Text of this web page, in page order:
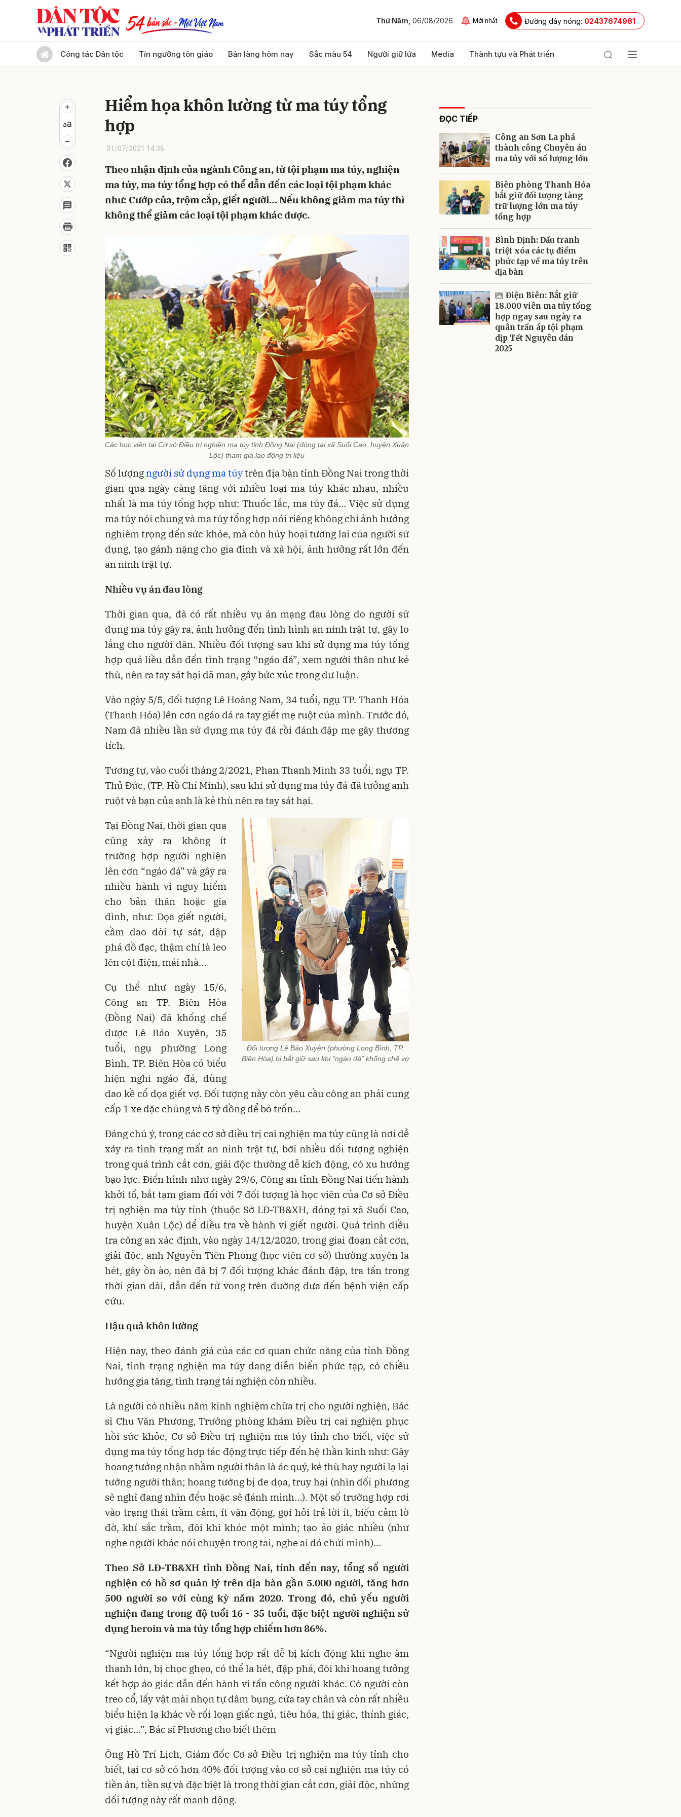
Thứ Năm, 06/08/2026 Mới nhất Đường dây nóng: 02437674981
Công tác Dân tộc Tín ngưỡng tôn giáo Bản làng hôm nay Sắc màu 54 Người giữ lửa Media Thành tựu và Phát triển
Hiểm họa khôn lường từ ma túy tổng
hợp
31/07/2021 14:36
Theo nhận định của ngành Công an, từ tội phạm ma túy, nghiện
ma túy, ma túy tổng hợp có thể dẫn đến các loại tội phạm khác
như: Cướp của, trộm cắp, giết người… Nếu không giảm ma túy thì
không thể giảm các loại tội phạm khác được.
Các học viên tại Cơ sở Điều trị nghiện ma túy tỉnh Đồng Nai (đóng tại xã Suối Cao, huyện Xuân
Lộc) tham gia lao động trị liệu
Số lượng người sử dụng ma túytrên địa bàn tỉnh Đồng Nai trong thời
gian qua ngày càng tăng với nhiều loại ma túy khác nhau, nhiều
nhất là ma túy tổng hợp như: Thuốc lắc, ma túy đá… Việc sử dụng
ma túy nói chung và ma túy tổng hợp nói riêng không chỉ ảnh hưởng
nghiêm trọng đến sức khỏe, mà còn hủy hoại tương lai của người sử
dụng, tạo gánh nặng cho gia đình và xã hội, ảnh hưởng rất lớn đến
an ninh trật tự.
Nhiều vụ án đau lòng
Thời gian qua, đã có rất nhiều vụ án mạng đau lòng do người sử
dụng ma túy gây ra, ảnh hưởng đến tình hình an ninh trật tự, gây lo
lắng cho người dân. Nhiều đối tượng sau khi sử dụng ma túy tổng
hợp quá liều dẫn đến tình trạng “ngáo đá”, xem người thân như kẻ
thù, nên ra tay sát hại dã man, gây bức xúc trong dư luận.
Vào ngày 5/5, đối tượng Lê Hoàng Nam, 34 tuổi, ngụ TP. Thanh Hóa
(Thanh Hóa) lên cơn ngáo đá ra tay giết mẹ ruột của mình. Trước đó,
Nam đã nhiều lần sử dụng ma túy đá rồi đánh đập mẹ gây thương
tích.
Tương tự, vào cuối tháng 2/2021, Phan Thanh Minh 33 tuổi, ngụ TP.
Thủ Đức, (TP. Hồ Chí Minh), sau khi sử dụng ma túy đá đã tưởng anh
ruột và bạn của anh là kẻ thù nên ra tay sát hại.
Đối tượng Lê Bảo Xuyên (phường Long Bình, TP.
Biên Hòa) bị bắt giữ sau khi “ngáo đá” khống chế vợ
Tại Đồng Nai, thời gian qua
cũng xảy ra không ít
trường hợp người nghiện
lên cơn “ngáo đá” và gây ra
nhiều hành vi nguy hiểm
cho bản thân hoặc gia
đình, như: Dọa giết người,
cầm dao đòi tự sát, đập
phá đồ đạc, thậm chí là leo
lên cột điện, mái nhà…
Cụ thể như ngày 15/6,
Công an TP. Biên Hòa
(Đồng Nai) đã khống chế
được Lê Bảo Xuyên, 35
tuổi, ngụ phường Long
Bình, TP. Biên Hòa có biểu
hiện nghi ngáo đá, dùng
dao kề cổ dọa giết vợ. Đối tượng này còn yêu cầu công an phải cung
cấp 1 xe đặc chủng và 5 tỷ đồng để bỏ trốn…
Đáng chú ý, trong các cơ sở điều trị cai nghiện ma túy cũng là nơi dễ
xảy ra tình trạng mất an ninh trật tự, bởi nhiều đối tượng nghiện
trong quá trình cắt cơn, giải độc thường dễ kích động, có xu hướng
bạo lực. Điển hình như ngày 29/6, Công an tỉnh Đồng Nai tiến hành
khởi tố, bắt tạm giam đối với 7 đối tượng là học viên của Cơ sở Điều
trị nghiện ma túy tỉnh (thuộc Sở LĐ-TB&XH, đóng tại xã Suối Cao,
huyện Xuân Lộc) để điều tra về hành vi giết người. Quá trình điều
tra công an xác định, vào ngày 14/12/2020, trong giai đoạn cắt cơn,
giải độc, anh Nguyễn Tiên Phong (học viên cơ sở) thường xuyên la
hét, gây ồn ào, nên đã bị 7 đối tượng khác đánh đập, tra tấn trong
thời gian dài, dẫn đến tử vong trên đường đưa đến bệnh viện cấp
cứu.
Hậu quả khôn lường
Hiện nay, theo đánh giá của các cơ quan chức năng của tỉnh Đồng
Nai, tình trạng nghiện ma túy đang diễn biến phức tạp, có chiều
hướng gia tăng, tình trạng tái nghiện còn nhiều.
Là người có nhiều năm kinh nghiệm chữa trị cho người nghiện, Bác
sĩ Chu Văn Phương, Trưởng phòng khám Điều trị cai nghiện phục
hồi sức khỏe, Cơ sở Điều trị nghiện ma túy tỉnh cho biết, việc sử
dụng ma túy tổng hợp tác động trực tiếp đến hệ thần kinh như: Gây
hoang tưởng nhận nhầm người thân là ác quỷ, kẻ thù hay người lạ lại
tưởng người thân; hoang tưởng bị đe dọa, truy hại (nhìn đối phương
sẽ nghĩ đang nhìn đểu hoặc sẽ đánh mình…). Một số trường hợp rơi
vào trạng thái trầm cảm, ít vận động, gọi hỏi trả lời ít, biểu cảm lờ
đờ, khí sắc trầm, đôi khi khóc một mình; tạo ảo giác nhiều (như
nghe người khác nói chuyện trong tai, nghe ai đó chửi mình)…
Theo Sở LĐ-TB&XH tỉnh Đồng Nai, tính đến nay, tổng số người
nghiện có hồ sơ quản lý trên địa bàn gần 5.000 người, tăng hơn
500 người so với cùng kỳ năm 2020. Trong đó, chủ yếu người
nghiện đang trong độ tuổi 16 - 35 tuổi, đặc biệt người nghiện sử
dụng heroin và ma túy tổng hợp chiếm hơn 86%.
“Người nghiện ma túy tổng hợp rất dễ bị kích động khi nghe âm
thanh lớn, bị chọc ghẹo, có thể la hét, đập phá, đôi khi hoang tưởng
kết hợp ảo giác dẫn đến hành vi tấn công người khác. Có người còn
treo cổ, lấy vật mài nhọn tự đâm bụng, cứa tay chân và còn rất nhiều
biểu hiện lạ khác về rối loạn giấc ngủ, tiêu hóa, thị giác, thính giác,
vị giác…”, Bác sĩ Phương cho biết thêm
Ông Hồ Trí Lịch, Giám đốc Cơ sở Điều trị nghiện ma túy tỉnh cho
biết, tại cơ sở có hơn 40% đối tượng vào cơ sở cai nghiện ma túy có
tiền án, tiền sự và đặc biệt là trong thời gian cắt cơn, giải độc, những
đối tượng này rất manh động.
ĐỌC TIẾP
Công an Sơn La phá
thành công Chuyên án
ma túy với số lượng lớn
Biên phòng Thanh Hóa
bắt giữ đối tượng tàng
trữ lượng lớn ma túy
tổng hợp
Bình Định: Đấu tranh
triệt xóa các tụ điểm
phức tạp về ma túy trên
địa bàn
Điện Biên: Bắt giữ
18.000 viên ma túy tổng
hợp ngay sau ngày ra
quân trấn áp tội phạm
dịp Tết Nguyên đán
2025
Gửi bình luận
Gửi